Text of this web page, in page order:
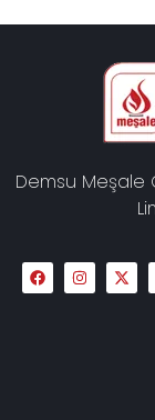
Demsu Meşale